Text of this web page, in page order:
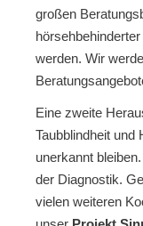
großen
werden. Wir
Eine zweite
Taubblindheit und
unerkannt
der Diagnostik.
vielen weiteren